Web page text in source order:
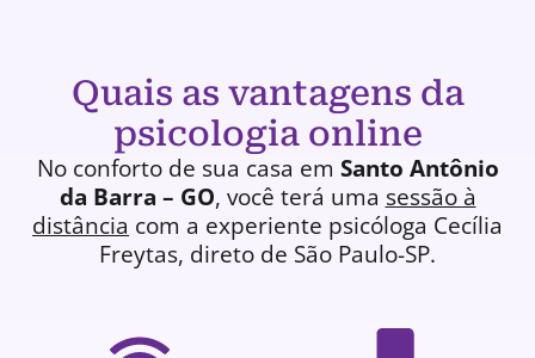
Quais as vantagens da
psicologia online
No conforto de sua casa em Santo Antônio
da Barra – GO, você terá uma sessão à
distância com a experiente psicóloga Cecília
Freytas, direto de São Paulo-SP.